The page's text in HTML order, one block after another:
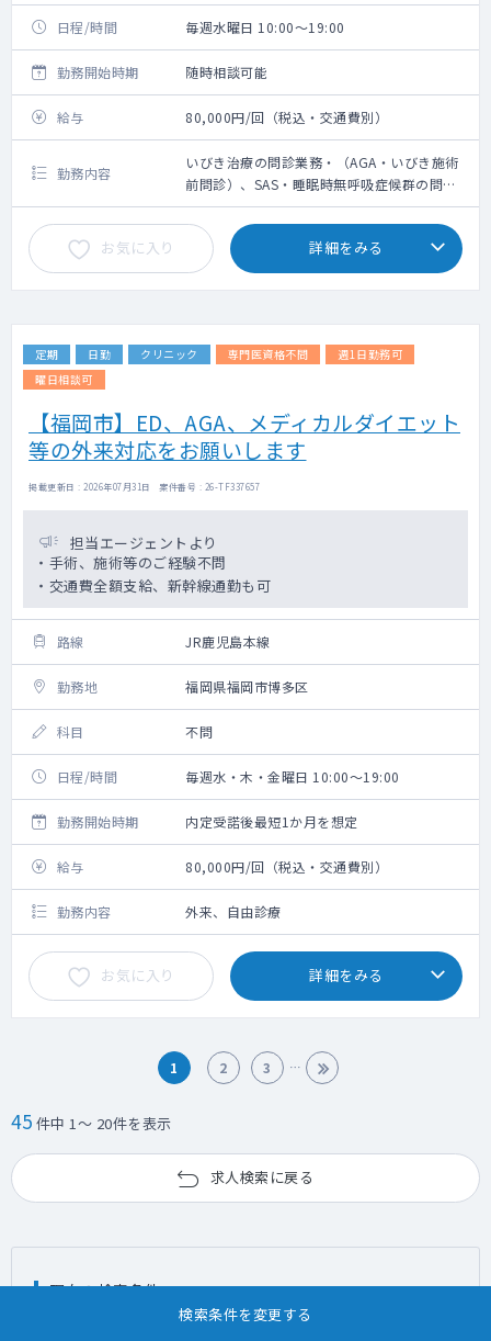
日程/時間 毎週水曜日 10:00～19:00
勤務開始時期 随時相談可能
給与 80,000円/回（税込・交通費別）
勤務内容
いびき治療の問診業務・（AGA・いびき施術
前問診）、SAS・睡眠時無呼吸症候群の問診
など保険診療外来、採血、水光注射
お気に入り 詳細をみる
定期 日勤 クリニック 専門医資格不問
週1日勤務可
曜日相談可
【福岡市】ED、AGA、メディカルダイエット
等の外来対応をお願いします
掲載更新日 : 2026年07月31日 案件番号 : 26-TF337657
担当エージェントより
・手術、施術等のご経験不問
・交通費全額支給、新幹線通勤も可
路線 JR鹿児島本線
勤務地 福岡県福岡市博多区
科目 不問
日程/時間 毎週水・木・金曜日 10:00～19:00
勤務開始時期 内定受諾後最短1か月を想定
給与 80,000円/回（税込・交通費別）
勤務内容 外来、自由診療
お気に入り 詳細をみる
1 2 3
45 件中 1～ 20件を表示
求人検索に戻る
検索条件を変更する
現在の検索条件